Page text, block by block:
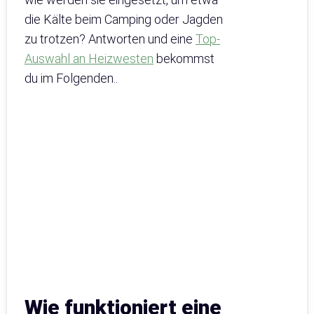
die Kälte beim Camping oder Jagden
zu trotzen? Antworten und eine Top-
Auswahl an Heizwesten bekommst
du im Folgenden..
Wie funktioniert eine